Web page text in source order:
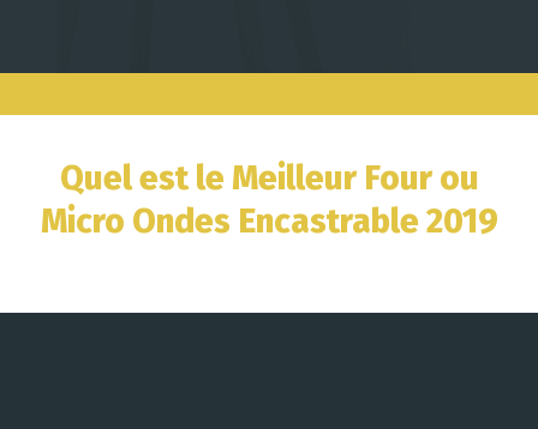
Quel est le Meilleur Four ou
Micro Ondes Encastrable 2019